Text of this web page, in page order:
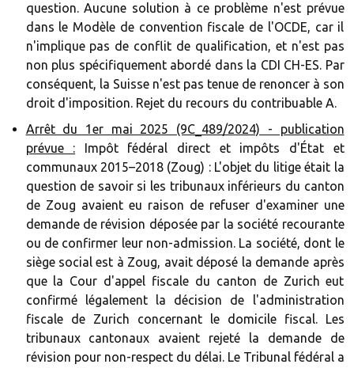
question. Aucune solution à ce problème n'est prévue
dans le Modèle de convention fiscale de l'OCDE, car il
n'implique pas de conflit de qualification, et n'est pas
non plus spécifiquement abordé dans la CDI CH-ES. Par
conséquent, la Suisse n'est pas tenue de renoncer à son
droit d'imposition. Rejet du recours du contribuable A.
Arrêt du 1er mai 2025 (9C_489/2024) - publication
prévue : Impôt fédéral direct et impôts d'État et
communaux 2015–2018 (Zoug) : L'objet du litige était la
question de savoir si les tribunaux inférieurs du canton
de Zoug avaient eu raison de refuser d'examiner une
demande de révision déposée par la société recourante
ou de confirmer leur non-admission. La société, dont le
siège social est à Zoug, avait déposé la demande après
que la Cour d'appel fiscale du canton de Zurich eut
confirmé légalement la décision de l'administration
fiscale de Zurich concernant le domicile fiscal. Les
tribunaux cantonaux avaient rejeté la demande de
révision pour non-respect du délai. Le Tribunal fédéral a